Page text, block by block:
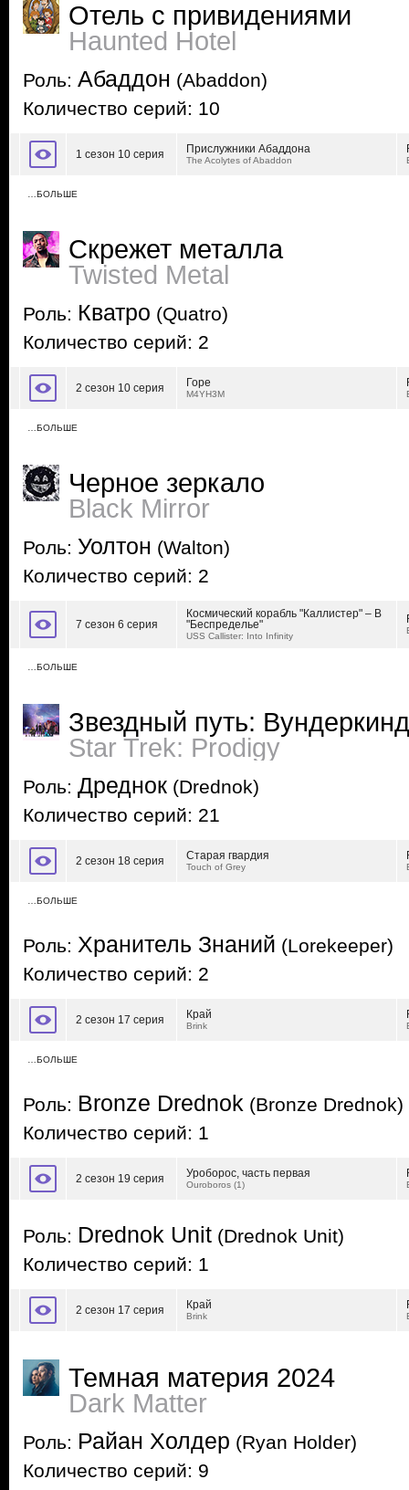
Отель с привидениями
Haunted Hotel
Роль: Абаддон (Abaddon)
Количество серий: 10
1 сезон 10 серия Прислужники Абаддона
The Acolytes of Abaddon
…БОЛЬШЕ
Скрежет металла
Twisted Metal
Роль: Кватро (Quatro)
Количество серий: 2
2 сезон 10 серия Горе
M4YH3M
…БОЛЬШЕ
Черное зеркало
Black Mirror
Роль: Уолтон (Walton)
Количество серий: 2
7 сезон 6 серия
Космический корабль "Каллистер" – В
"Беспределье"
USS Callister: Into Infinity
…БОЛЬШЕ
Звездный путь:
Star Trek: Prodigy
Роль: Дреднок (Drednok)
Количество серий: 21
2 сезон 18 серия Старая гвардия
Touch of Grey
…БОЛЬШЕ
Роль: Хранитель Знаний (Lorekeeper)
Количество серий: 2
2 сезон 17 серия Край
Brink
…БОЛЬШЕ
Роль: Bronze Drednok (Bronze Drednok)
Количество серий: 1
2 сезон 19 серия Уроборос, часть первая
Ouroboros (1)
Роль: Drednok Unit (Drednok Unit)
Количество серий: 1
2 сезон 17 серия Край
Brink
Темная материя 2024
Dark Matter
Роль: Райан Холдер (Ryan Holder)
Количество серий: 9